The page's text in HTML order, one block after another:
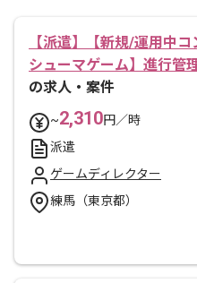
【派遣】【新規/運用中コ
シューマゲーム】進行管
の求人・案件
~2,310円／時
派遣
ゲームディレクター
練馬（東京都）